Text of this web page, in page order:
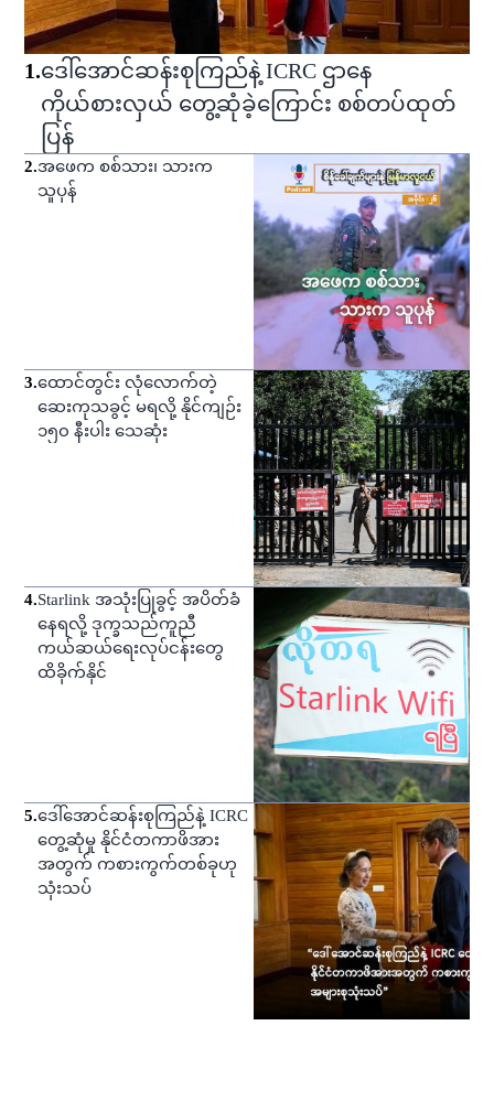
1.ဒေါ်အောင်ဆန်းစုကြည်နဲ့ ICRC ဌာနေ
ကိုယ်စားလှယ် တွေ့ဆုံခဲ့ကြောင်း စစ်တပ်ထုတ်
ပြန်
2.အဖေက စစ်သား၊ သားက
သူပုန်
3.ထောင်တွင်း လုံလောက်တဲ့
ဆေးကုသခွင့် မရလို့ နိုင်ကျဉ်း
၁၅၀ နီးပါး သေဆုံး
4.Starlink အသုံးပြုခွင့် အပိတ်ခံ
နေရလို့ ဒုက္ခသည်ကူညီ
ကယ်ဆယ်ရေးလုပ်ငန်းတွေ
ထိခိုက်နိုင်
5.ဒေါ်အောင်ဆန်းစုကြည်နဲ့ ICRC
တွေ့ဆုံမှု နိုင်ငံတကာဖိအား
အတွက် ကစားကွက်တစ်ခုဟု
သုံးသပ်